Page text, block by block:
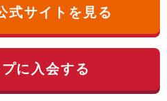
式サイトを見る
に入会する